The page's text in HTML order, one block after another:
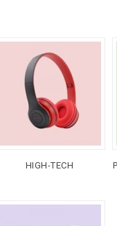
HIGH-TECH